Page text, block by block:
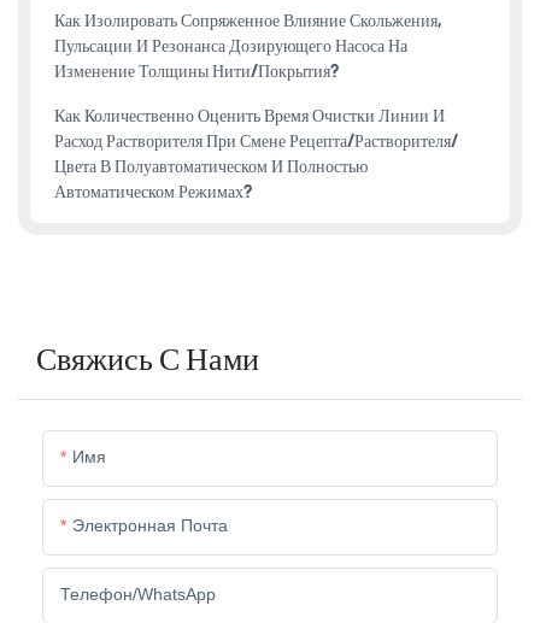
Как Изолировать Сопряженное Влияние Скольжения,
Пульсации И Резонанса Дозирующего Насоса На
Изменение Толщины Нити/покрытия?
Как Количественно Оценить Время Очистки Линии И
Расход Растворителя При Смене Рецепта/растворителя/
Цвета В Полуавтоматическом И Полностью
Автоматическом Режимах?
Свяжись С Нами
Имя
Электронная Почта
Телефон/WhatsApp